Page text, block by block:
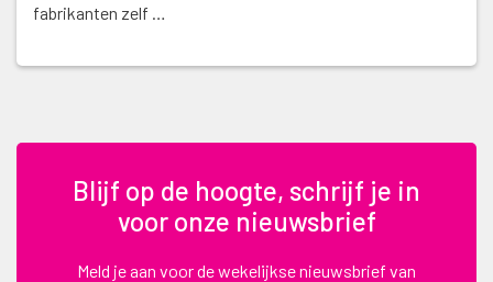
fabrikanten zelf …
Blijf op de hoogte, schrijf je in
voor onze nieuwsbrief
Meld je aan voor de wekelijkse nieuwsbrief van